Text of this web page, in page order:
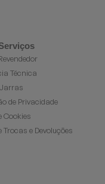
Técnica
de Privacidade
Cookies
Trocas e Devoluções